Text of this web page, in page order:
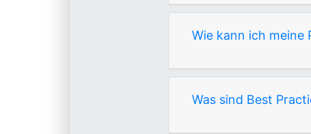
Wie kann ich
Was sind Best